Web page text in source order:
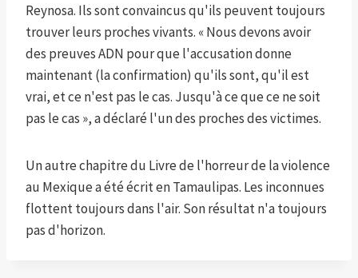
Reynosa. Ils sont convaincus qu'ils peuvent toujours
trouver leurs proches vivants. « Nous devons avoir
des preuves ADN pour que l'accusation donne
maintenant (la confirmation) qu'ils sont, qu'il est
vrai, et ce n'est pas le cas. Jusqu'à ce que ce ne soit
pas le cas », a déclaré l'un des proches des victimes.
Un autre chapitre du Livre de l'horreur de la violence
au Mexique a été écrit en Tamaulipas. Les inconnues
flottent toujours dans l'air. Son résultat n'a toujours
pas d'horizon.